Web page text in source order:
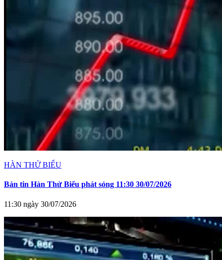
HÀN THỬ BIỂU
Bản tin Hàn Thử Biểu phát sóng 11:30 30/07/2026
11:30 ngày 30/07/2026